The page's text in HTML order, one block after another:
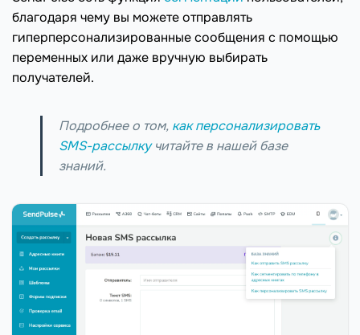
благодаря чему вы можете отправлять
гиперперсонализированные сообщения с помощью
переменных или даже вручную выбирать
получателей.
Подробнее о том, как персонализировать
SMS-рассылкучитайте в нашей базе
знаний.